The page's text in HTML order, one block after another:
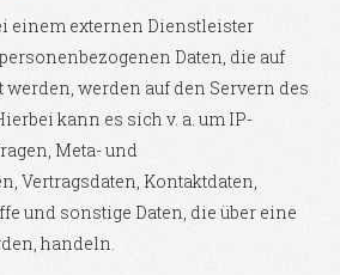
einem externen Dienstleister
Daten, die auf
werden, werden auf den Servern des
kann es sich v. a. um IP-
Meta- und
Vertragsdaten, Kontaktdaten,
und sonstige Daten, die über eine
handeln.